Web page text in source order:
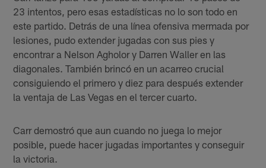
23 intentos, pero esas estadísticas no lo son todo en
este partido. Detrás de una línea ofensiva mermada por
lesiones, pudo extender jugadas con sus pies y
encontrar a Nelson Agholor y Darren Waller en las
diagonales. También brincó en un acarreo crucial
consiguiendo el primero y diez para después extender
la ventaja de Las Vegas en el tercer cuarto.
Carr demostró que aun cuando no juega lo mejor
posible, puede hacer jugadas importantes y conseguir
la victoria.